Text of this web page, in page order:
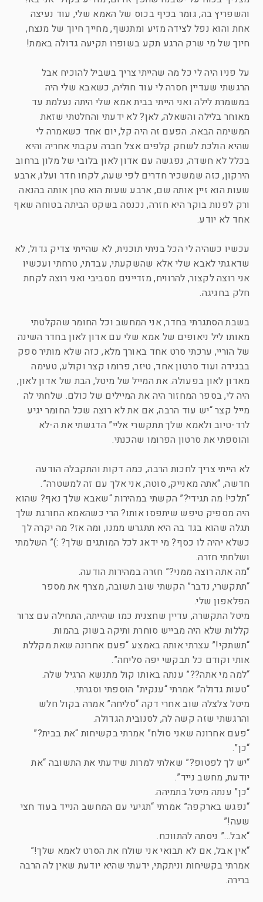
והשפריץ בה, גומר בכיף בכוס של האמא שלי, עוד נעיצה
אחת והוא נפל לצידה מזיע ומתנשף, מחייך חיוך של מנצח,
חיוך של מי שרק הרגע תקע בשופרו תקיעה גדולה באמת!
על פניו היה לי כל מה שהייתי צריך בשביל להוכיח אבל
הרגשתי שעדיין חסרה לי עוד חוליה, כשאבא שלי היה
במשמרת לילה ואני הייתי בבית אמא שלי היתה נעלמת עד
מאוחר בלילה והשאלה, לאן? לא ידעתי והחלטתי שזאת
המשימה הבאה. הפעם זה היה קל, יום אחד כשאמרה לי
שהיא הולכת לשחק קלפים אצל חברה עקבתי אחריה והיא
בכלל לא חשדה, נפגשה עם אדון לאון בלובי של מלון ברחוב
הירקון, כזה שמשכיר חדרים לפי שעה, לקחו חדר ועלו, ארבע
שעות הוא זיין אותה שם, ארבע שעות הוא טחן אותה בהנאה
ורק לפנות בוקר היא חזרה, נכנסה בשקט הביתה בטוחה שאף
אחד לא יודע.
עכשיו כשהיה לי הכל בניתי תוכנית, לא שהייתי צדיק גדול, לא
שדאגתי לאבא שלי אלא שהשקעתי, עבדתי, טרחתי ועכשיו
אני רוצה לקצור, להרוויח, מזדיינים מסביבי ואני רוצה לקחת
חלק בחגיגה.
בשבת הסתגרתי בחדר, אני המחשב וכל החומר שהקלטתי
מאותו ליל ניאופים של אמא שלי עם אדון לאון בחדר השינה
של הוריי, ערכתי סרט אחד באורך מלא, כזה שלא מותיר ספק
בבגידה ועוד סרטון אחד, טיזר, פרומו קצר וקולע, טעימה
מאדון לאון בפעולה. את המייל של מיטל, הבת של אדון לאון,
היה לי, בספר המחזור היה את המיילים של כולם. שלחתי לה
מייל קצר “יש עוד הרבה, אם את לא רוצה שכל החומר יגיע
לרד-טיוב ולאמא שלך תתקשרי אליי” הדגשתי את ה-לא
והוספתי את סרטון הפרומו שהכנתי.
לא הייתי צריך לחכות הרבה, כמה דקות והתקבלה הודעה
חדשה, “אתה מאנייק, סוטה, אני אלך עם זה למשטרה”.
“תלכי! מה תגידי?” הקשתי במהירות “שאבא שלך נאף? שהוא
היה מספיק טיפש שיתפסו אותו? הרי כשהאמא החורגת שלך
תגלה שהוא בגד בה היא תתגרש ממנו, ומה אז? מה יקרה לך
כשלא יהיה לו כסף? מי ידאג לכל המותגים שלך? :)” השלמתי
ושלחתי חזרה.
“מה אתה רוצה ממני?” חזרה במהירות הודעה.
“תתקשרי, נדבר” הקשתי שוב תשובה, מצרף את מספר
הפלאפון שלי.
מיטל התקשרה, עדיין שחצנית כמו שהייתה, התחילה עם צרור
קללות שלא היה מבייש סוחרת ותיקה בשוק בהמות.
“תשתקי!” עצרתי אותה באמצע “פעם אחרונה שאת מקללת
אותי וקודם כל תבקשי יפה סליחה”.
“למה מי אתה??” ענתה באותו קול מתנשא הרגיל שלה.
“טעות גדולה” אמרתי “ענקית” הוספתי וסגרתי.
מיטל צלצלה שוב אחרי דקה “סליחה” אמרה בקול חלש
והרגשתי שזה קשה לה, לסנובית הגדולה.
“פעם אחרונה שאני סולח” אמרתי בקשיחות “את בבית?”
“כן”.
“יש לך לפטופ?” שאלתי למרות שידעתי את התשובה “את
יודעת, מחשב נייד”.
“כן” ענתה מיטל בתמיהה.
“נפגש בארקפה” אמרתי “תגיעי עם המחשב הנייד בעוד חצי
שעה!”
“אבל…” ניסתה להתווכח.
“אין אבל, אם לא תבואי אני שולח את הסרט לאמא שלך!”
אמרתי בקשיחות וניתקתי, ידעתי שהיא יודעת שאין לה הרבה
ברירה.